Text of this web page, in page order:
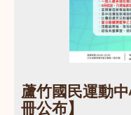
蘆竹國民運動
冊公布】